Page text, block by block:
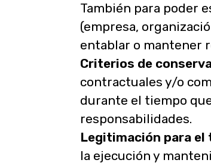
También para poder
(empresa,
entablar o mantener
Criterios de
contractuales y/o
durante el tiempo
responsabilidades.
Legitimación para
la ejecución y